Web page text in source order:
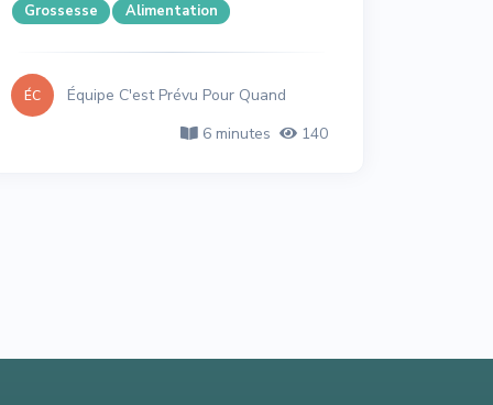
Grossesse Alimentation
ÉC
Équipe C'est Prévu Pour Quand
6 minutes
140